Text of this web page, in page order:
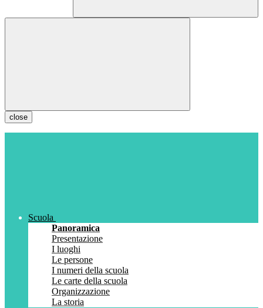
close
Scuola
Panoramica
Presentazione
I luoghi
Le persone
I numeri della scuola
Le carte della scuola
Organizzazione
La storia